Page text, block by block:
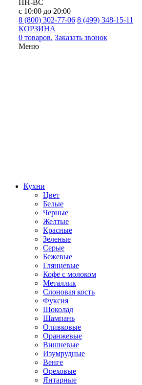
ПН-ВС
с 10:00 до 20:00
8 (800) 302-77-06 8 (499) 348-15-11
КОРЗИНА
0 товаров. Заказать звонок
Меню
Кухни
Цвет
Белые
Черные
Желтые
Красные
Зеленые
Серые
Бежевые
Глянцевые
Кофе с молоком
Металлик
Слоновая кость
Фуксия
Шоколад
Шампань
Оливковые
Оранжевые
Вишневые
Изумрудные
Венге
Ореховые
Янтарные